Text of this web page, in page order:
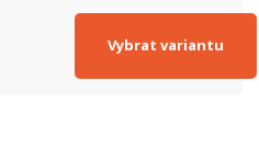
Vybrat variantu